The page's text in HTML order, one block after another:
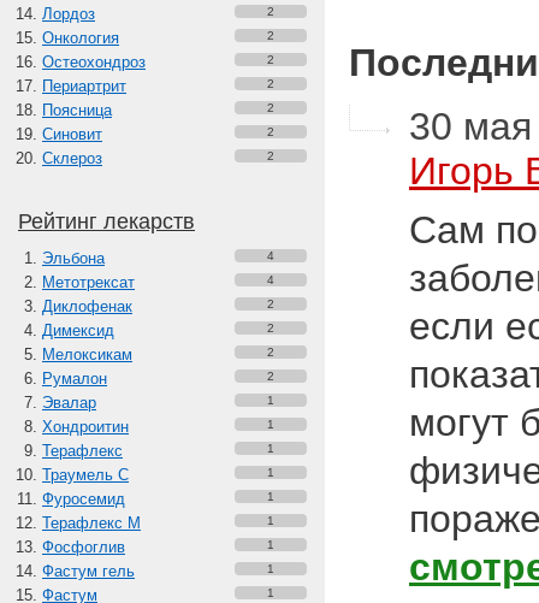
Лордоз 2
Онкология 2
Остеохондроз 2
Периартрит 2
Поясница 2
Синовит 2
Склероз 2
Рейтинг лекарств
Эльбона 4
Метотрексат 4
Диклофенак 2
Димексид 2
Мелоксикам 2
Румалон 2
Эвалар 1
Хондроитин 1
Терафлекс 1
Траумель С 1
Фуросемид 1
Терафлекс М 1
Фосфоглив 1
Фастум гель 1
Фастум 1
30
Игорь
Сам по
если
могут